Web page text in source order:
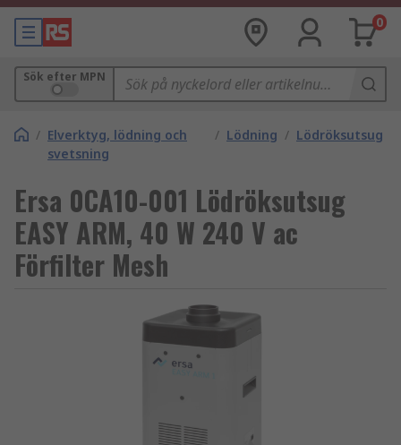
0
Sök efter MPN
/ Elverktyg, lödning och
svetsning
/ Lödning / Lödröksutsug
Ersa 0CA10-001 Lödröksutsug
EASY ARM, 40 W 240 V ac
Förfilter Mesh